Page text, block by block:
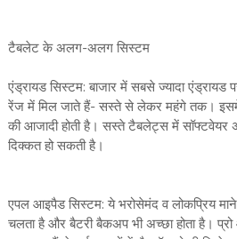
टैबलेट के अलग-अलग सिस्टम
एंड्रायड सिस्टम: बाजार में सबसे ज्यादा
रेंज में मिल जाते हैं- सस्ते से लेकर महंगे तक।
की आजादी होती है। सस्ते टैबलेट्स में
दिक्कत हो सकती है।
एपल आइपैड सिस्टम: ये भरोसेमंद व लोकप्रिय
चलता है और बैटरी बैकअप भी अच्छा होता है।